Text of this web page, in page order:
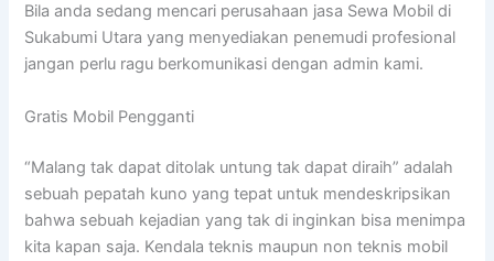
Bila anda sedang mencari perusahaan jasa Sewa Mobil di
Sukabumi Utara yang menyediakan penemudi profesional
jangan perlu ragu berkomunikasi dengan admin kami.
Gratis Mobil Pengganti
“Malang tak dapat ditolak untung tak dapat diraih” adalah
sebuah pepatah kuno yang tepat untuk mendeskripsikan
bahwa sebuah kejadian yang tak di inginkan bisa menimpa
kita kapan saja. Kendala teknis maupun non teknis mobil